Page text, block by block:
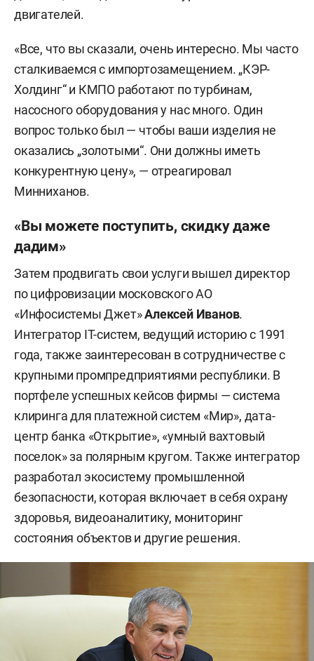
двигателей.
«Все, что вы сказали, очень интересно. Мы часто
сталкиваемся с импортозамещением. „КЭР-
Холдинг“ и КМПО работают по турбинам,
насосного оборудования у нас много. Один
вопрос только был — чтобы ваши изделия не
оказались „золотыми“. Они должны иметь
конкурентную цену», — отреагировал
Минниханов.
«Вы можете поступить, скидку даже
дадим»
Затем продвигать свои услуги вышел директор
по цифровизации московского АО
«Инфосистемы Джет»Алексей Иванов.
Интегратор IТ-систем, ведущий историю с 1991
года, также заинтересован в сотрудничестве с
крупными промпредприятиями республики. В
портфеле успешных кейсов фирмы — система
клиринга для платежной систем «Мир», дата-
центр банка «Открытие», «умный вахтовый
поселок» за полярным кругом. Также интегратор
разработал экосистему промышленной
безопасности, которая включает в себя охрану
здоровья, видеоаналитику, мониторинг
состояния объектов и другие решения.